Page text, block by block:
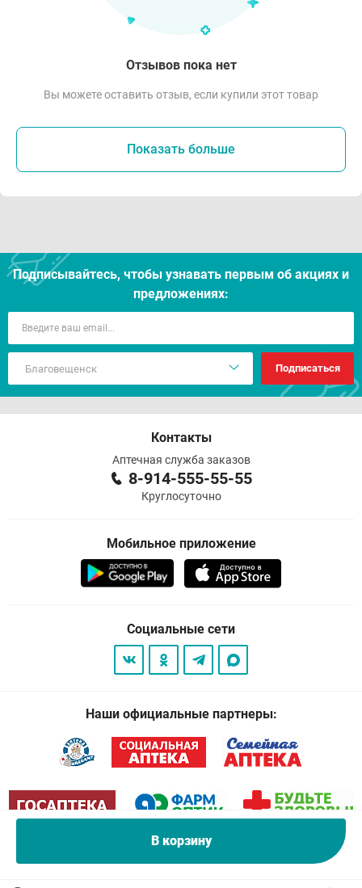
В корзину
Отзывов пока нет
Вы можете оставить отзыв, если купили этот товар
Показать больше
Подписывайтесь, чтобы узнавать первым об акцияx и
предложениях:
Подписаться
Контакты
Аптечная служба заказов
8-914-555-55-55
Круглосуточно
Мобильное приложение
Социальные сети
Наши официальные партнеры: